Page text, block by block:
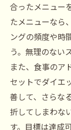
合ったメニュー
たメニューなら
ングの頻度や時
う。無理のない
また、食事のア
セットでダイエ
善して、さらな
折してしまわな
す。目標は達成